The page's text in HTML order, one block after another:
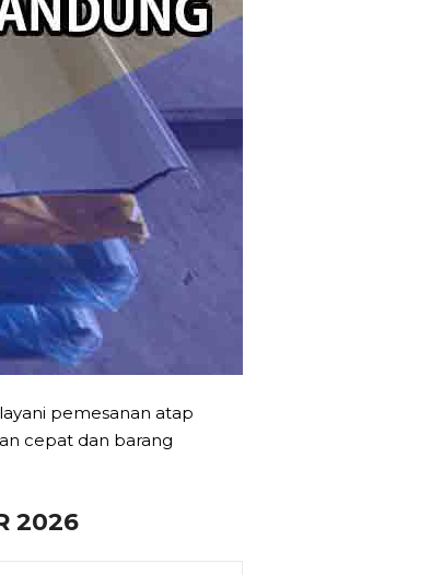
pemesanan atap
cepat dan barang
2026